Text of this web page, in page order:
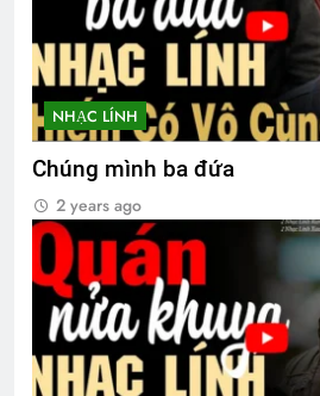
CSVSQ Lê Văn Lệ
2 Years Ago
Hội VB.Oregon
2 Years Ago
CTBCTY – Tập I
3 Years Ago
Tâm sự Nguyễn
NHẠC LÍNH
Chúng mình ba đứa
2 years ago